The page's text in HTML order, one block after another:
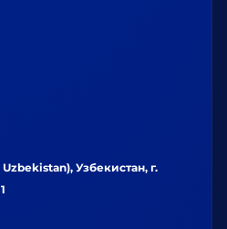
Узбекистан, г.